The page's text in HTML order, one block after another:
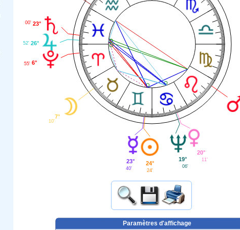
23°
00'
26°
52'
6°
55'
7°
10'
23°
40'
24°
24'
19°
06'
20°
11'
Paramètres d'affichage